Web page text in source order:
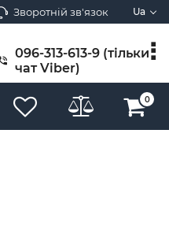
Зворотній зв'язок Ua
096-313-613-9 (тільки
чат Viber)
0